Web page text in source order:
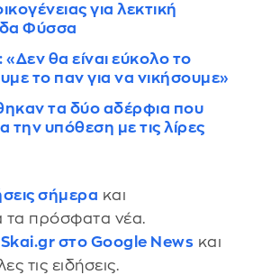
για λεκτική
Φύσσα
θα είναι εύκολο το
το παν για να νικήσουμε»
τα δύο αδέρφια που
την υπόθεση με τις λίρες
σήμερα και
τα πρόσφατα νέα.
Skai.gr στο Google News και
τις ειδήσεις.